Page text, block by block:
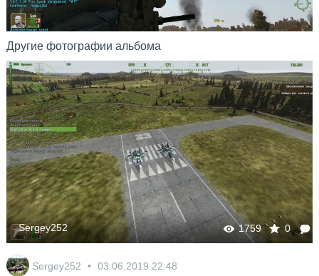
Другие фотографии альбома
0 0 1730
Sergey252
Sergey252 03.06.2019 22:48